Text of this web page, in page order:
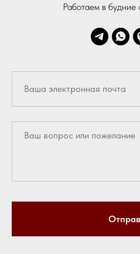
Работаем в